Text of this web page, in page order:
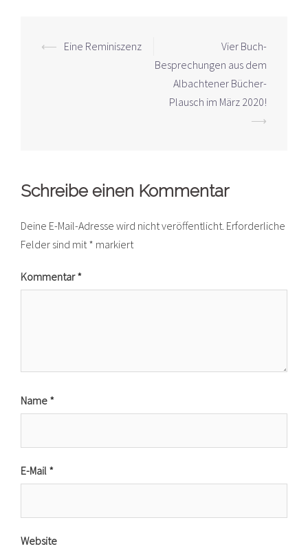
Beitrags-
⟵ Eine Reminiszenz
Vier Buch-
Besprechungen aus dem
Albachtener Bücher-
Plausch im März 2020!
⟶
Schreibe einen Kommentar
Deine E-Mail-Adresse wird nicht veröffentlicht. Erforderliche
Felder sind mit * markiert
Kommentar*
Name *
E-Mail *
Website